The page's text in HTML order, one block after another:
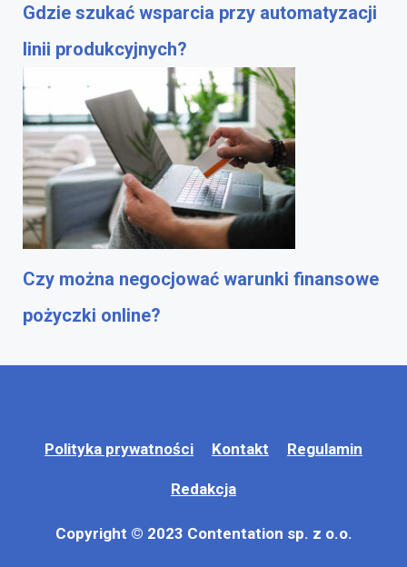
Gdzie szukać wsparcia przy automatyzacji
linii produkcyjnych?
Czy można negocjować warunki finansowe
pożyczki online?
Polityka prywatności Kontakt Regulamin
Redakcja
Copyright © 2023 Contentation sp. z o.o.